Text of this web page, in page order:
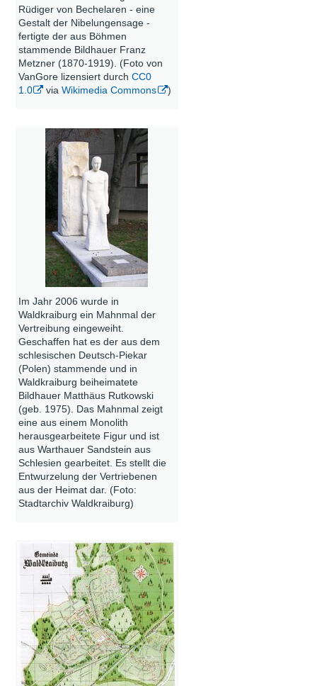
Rüdiger von Bechelaren - eine
Gestalt der Nibelungensage -
fertigte der aus Böhmen
stammende Bildhauer Franz
Metzner (1870-1919). (Foto von
VanGore lizensiert durch CC0
1.0
viaWikimedia Commons )
Im Jahr 2006 wurde in
Waldkraiburg ein Mahnmal der
Vertreibung eingeweiht.
Geschaffen hat es der aus dem
schlesischen Deutsch-Piekar
(Polen) stammende und in
Waldkraiburg beiheimatete
Bildhauer Matthäus Rutkowski
(geb. 1975). Das Mahnmal zeigt
eine aus einem Monolith
herausgearbeitete Figur und ist
aus Warthauer Sandstein aus
Schlesien gearbeitet. Es stellt die
Entwurzelung der Vertriebenen
aus der Heimat dar. (Foto:
Stadtarchiv Waldkraiburg)